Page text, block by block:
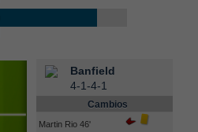
Banfield
4-1-4-1
Cambios
Martin Rio 46'